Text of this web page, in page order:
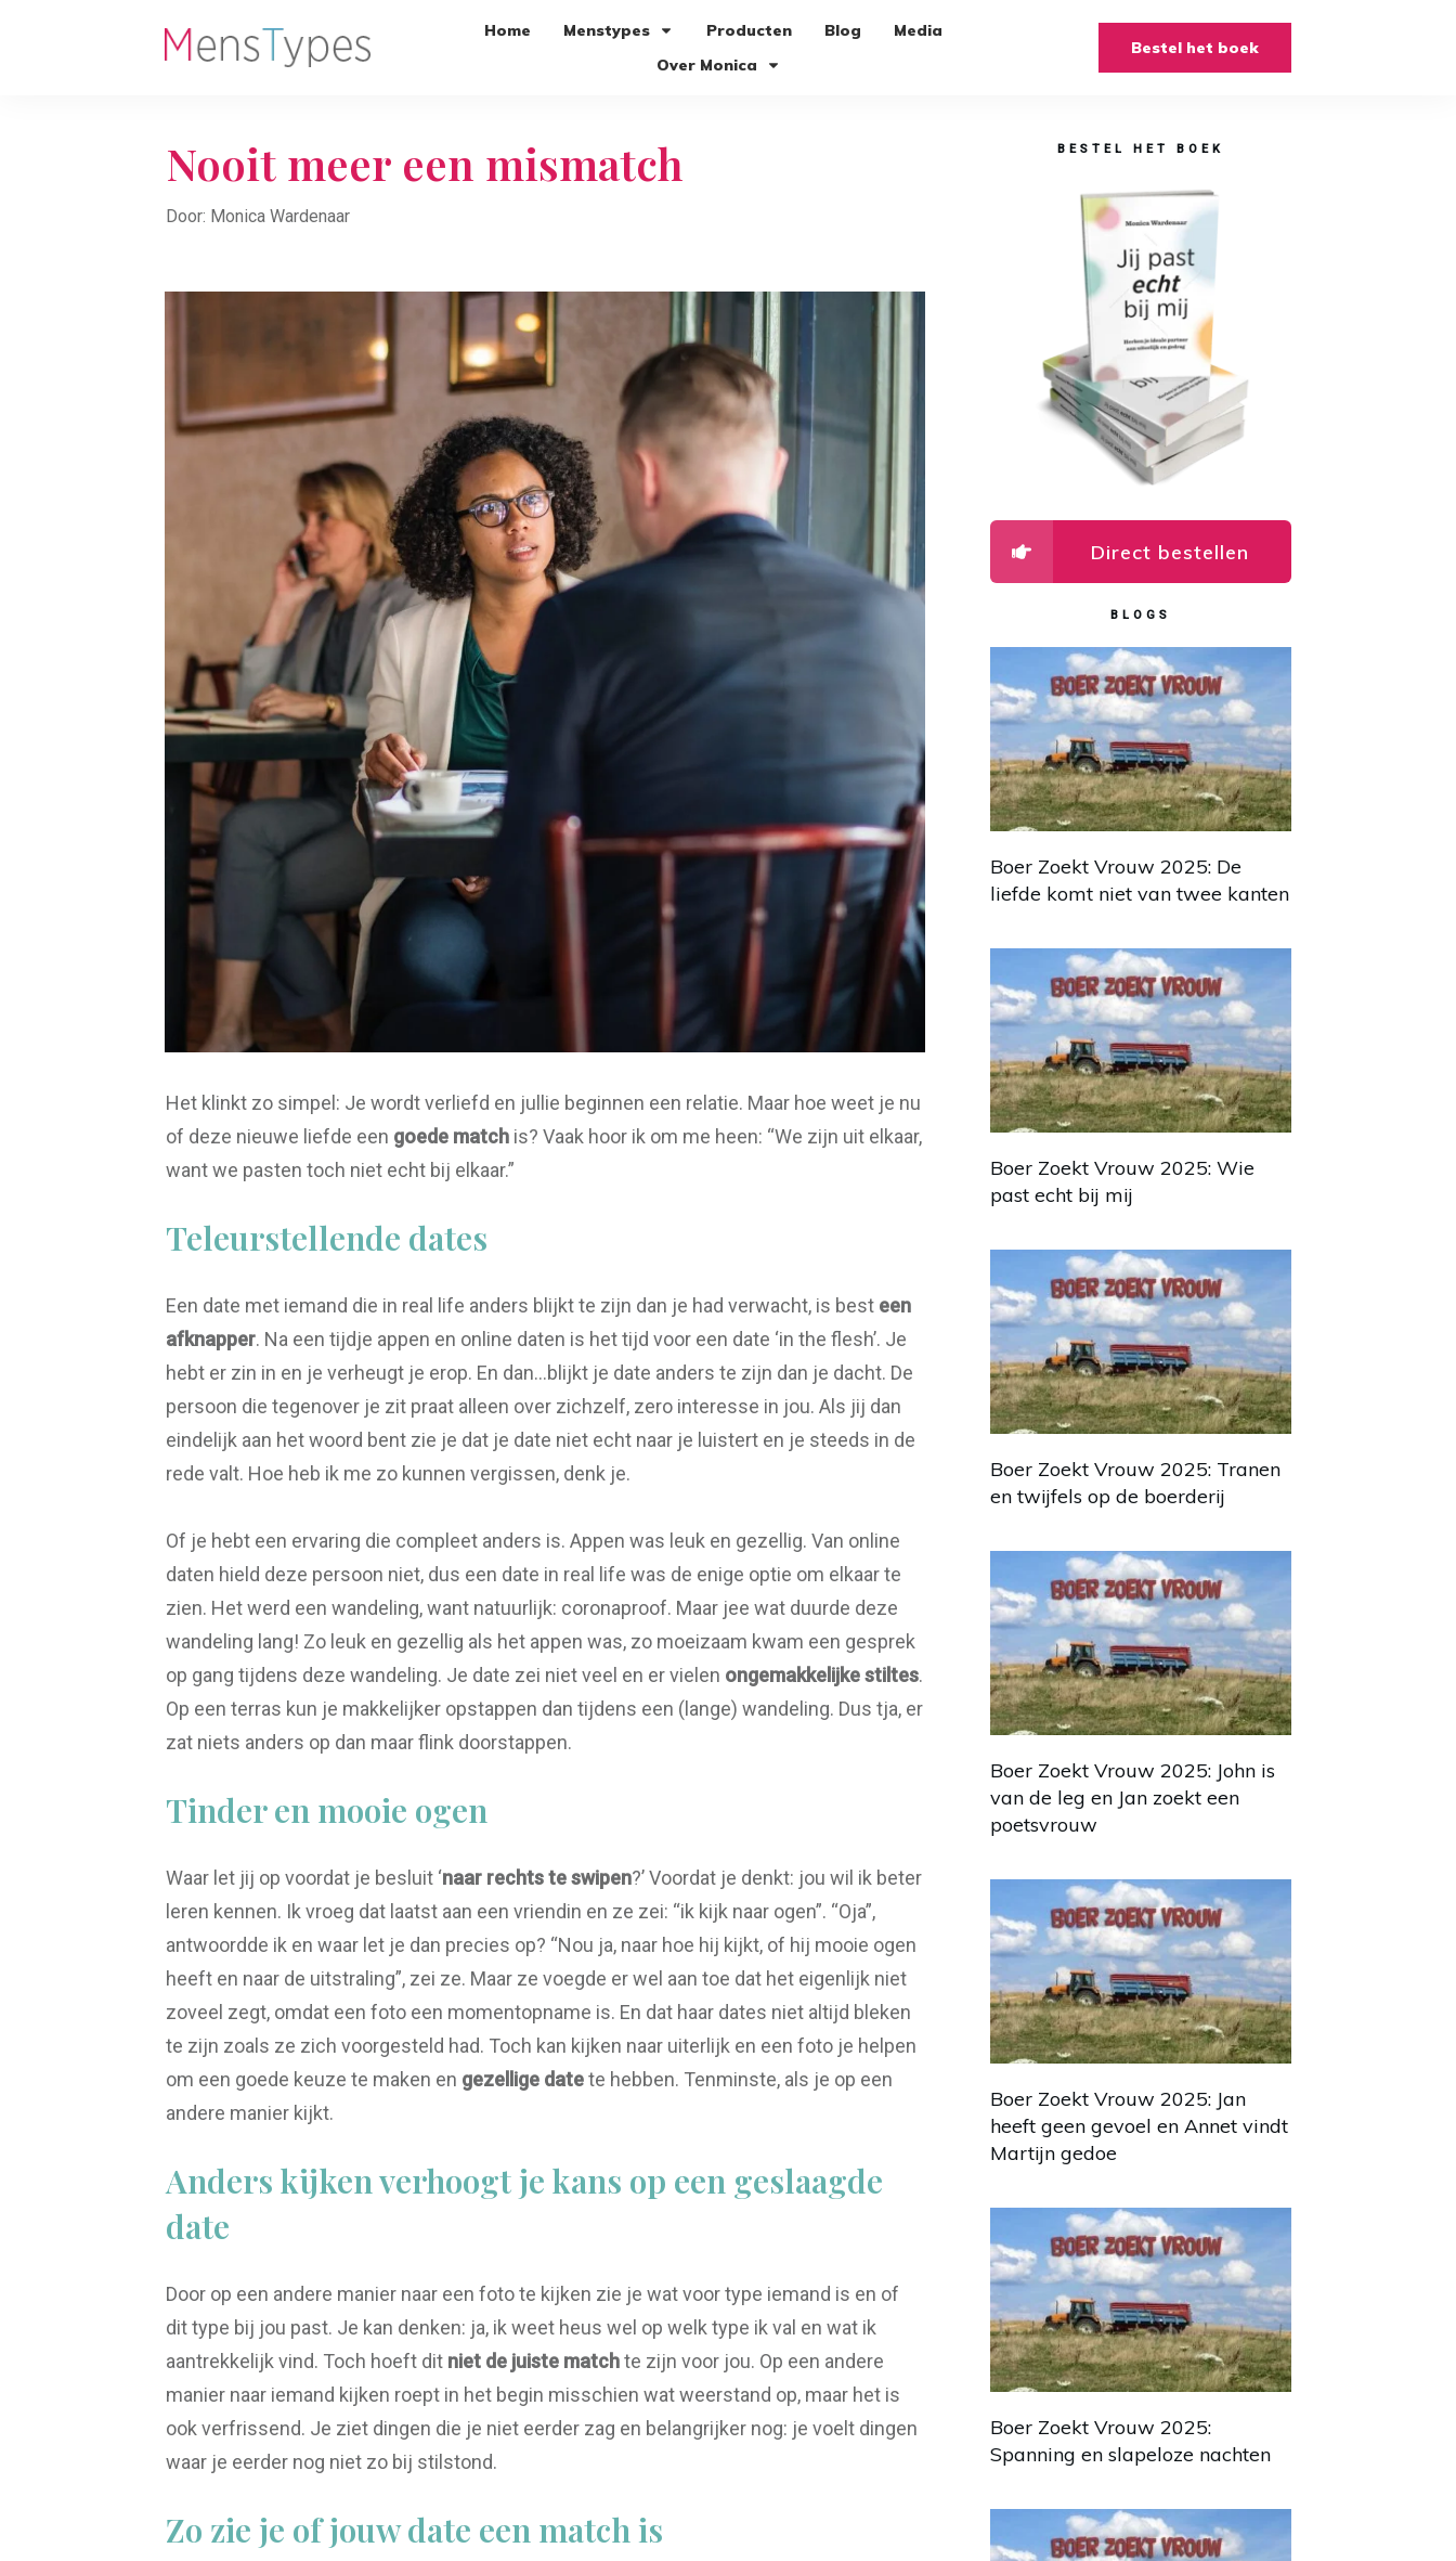
Home Menstypes Producten Blog
Media
Over Monica
Bestel het boek
Nooit meer een mismatch
Door: Monica Wardenaar
Het klinkt zo simpel: Je wordt verliefd en jullie beginnen een relatie. Maar hoe weet je nu
of deze nieuwe liefde een goede match is? Vaak hoor ik om me heen: “We zijn uit elkaar,
want we pasten toch niet echt bij elkaar.”
Teleurstellende dates
Een date met iemand die in real life anders blijkt te zijn dan je had verwacht, is best een
afknapper. Na een tijdje appen en online daten is het tijd voor een date ‘in the flesh’. Je
hebt er zin in en je verheugt je erop. En dan…blijkt je date anders te zijn dan je dacht. De
persoon die tegenover je zit praat alleen over zichzelf, zero interesse in jou. Als jij dan
eindelijk aan het woord bent zie je dat je date niet echt naar je luistert en je steeds in de
rede valt. Hoe heb ik me zo kunnen vergissen, denk je.
Of je hebt een ervaring die compleet anders is. Appen was leuk en gezellig. Van online
daten hield deze persoon niet, dus een date in real life was de enige optie om elkaar te
zien. Het werd een wandeling, want natuurlijk: coronaproof. Maar jee wat duurde deze
wandeling lang! Zo leuk en gezellig als het appen was, zo moeizaam kwam een gesprek
op gang tijdens deze wandeling. Je date zei niet veel en er vielen ongemakkelijke stiltes.
Op een terras kun je makkelijker opstappen dan tijdens een (lange) wandeling. Dus tja, er
zat niets anders op dan maar flink doorstappen.
Tinder en mooie ogen
Waar let jij op voordat je besluit ‘naar rechts te swipen?’ Voordat je denkt: jou wil ik beter
leren kennen. Ik vroeg dat laatst aan een vriendin en ze zei: “ik kijk naar ogen”. “Oja”,
antwoordde ik en waar let je dan precies op? “Nou ja, naar hoe hij kijkt, of hij mooie ogen
heeft en naar de uitstraling”, zei ze. Maar ze voegde er wel aan toe dat het eigenlijk niet
zoveel zegt, omdat een foto een momentopname is. En dat haar dates niet altijd bleken
te zijn zoals ze zich voorgesteld had. Toch kan kijken naar uiterlijk en een foto je helpen
om een goede keuze te maken en gezellige datete hebben. Tenminste, als je op een
andere manier kijkt.
Anders kijken verhoogt je kans op een geslaagde
date
Door op een andere manier naar een foto te kijken zie je wat voor type iemand is en of
dit type bij jou past. Je kan denken: ja, ik weet heus wel op welk type ik val en wat ik
aantrekkelijk vind. Toch hoeft dit niet de juiste matchte zijn voor jou. Op een andere
manier naar iemand kijken roept in het begin misschien wat weerstand op, maar het is
ook verfrissend. Je ziet dingen die je niet eerder zag en belangrijker nog: je voelt dingen
waar je eerder nog niet zo bij stilstond.
Zo zie je of jouw date een match is
BESTEL HET BOEK
Direct bestellen
BLOGS
Boer Zoekt Vrouw 2025: De
liefde komt niet van twee kanten
Boer Zoekt Vrouw 2025: Wie
past echt bij mij
Boer Zoekt Vrouw 2025: Tranen
en twijfels op de boerderij
Boer Zoekt Vrouw 2025: John is
van de leg en Jan zoekt een
poetsvrouw
Boer Zoekt Vrouw 2025: Jan
heeft geen gevoel en Annet vindt
Martijn gedoe
Boer Zoekt Vrouw 2025:
Spanning en slapeloze nachten